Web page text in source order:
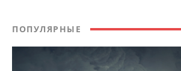
ПОПУЛЯРНЫЕ